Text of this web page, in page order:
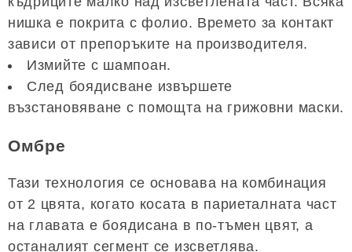
нишка е покрита с фолио. Времето за контакт
зависи от препоръките на производителя.
Измийте с шампоан.
След боядисване извършете
възстановяване с помощта на грижовни маски.
Омбре
Тази технология се основава на комбинация
от 2 цвята, когато косата в париеталната част
на главата е боядисана в по-тъмен цвят, а
останалият сегмент се изсветлява.